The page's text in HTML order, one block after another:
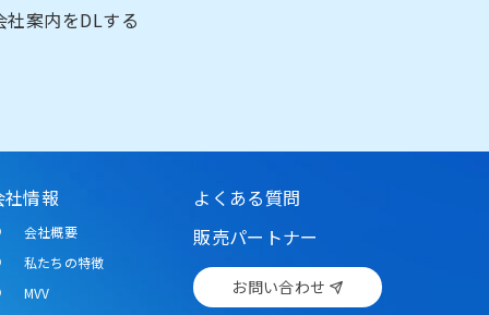
社案内をDLする
社情報
会社概要
私たちの特徴
MVV
よくある質問
販売パートナー
お問い合わせ